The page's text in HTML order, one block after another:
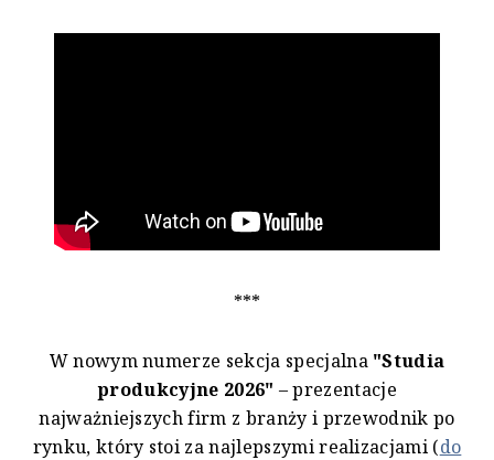
***
W nowym numerze sekcja specjalna "Studia
produkcyjne 2026" – prezentacje
najważniejszych firm z branży i przewodnik po
rynku, który stoi za najlepszymi realizacjami (do